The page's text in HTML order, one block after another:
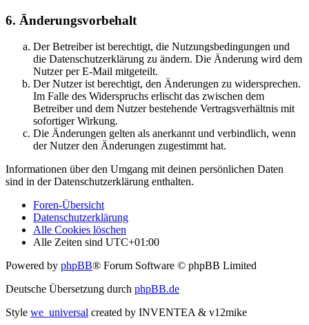
6. Änderungsvorbehalt
Der Betreiber ist berechtigt, die Nutzungsbedingungen und
die Datenschutzerklärung zu ändern. Die Änderung wird dem
Nutzer per E-Mail mitgeteilt.
Der Nutzer ist berechtigt, den Änderungen zu widersprechen.
Im Falle des Widerspruchs erlischt das zwischen dem
Betreiber und dem Nutzer bestehende Vertragsverhältnis mit
sofortiger Wirkung.
Die Änderungen gelten als anerkannt und verbindlich, wenn
der Nutzer den Änderungen zugestimmt hat.
Informationen über den Umgang mit deinen persönlichen Daten
sind in der Datenschutzerklärung enthalten.
Foren-Übersicht
Datenschutzerklärung
Alle Cookies löschen
Alle Zeiten sind UTC+01:00
Powered by phpBB® Forum Software © phpBB Limited
Deutsche Übersetzung durch phpBB.de
Style we_universal created by INVENTEA & v12mike